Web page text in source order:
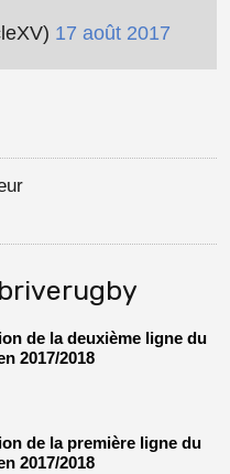
17 août 2017
de la J5 du
17 août 2017